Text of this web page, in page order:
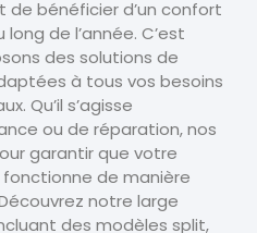
de bénéficier d’un confort
de l’année. C’est
des solutions de
à tous vos besoins
Qu’il s’agisse
ou de réparation, nos
garantir que votre
de manière
notre large
des modèles split,